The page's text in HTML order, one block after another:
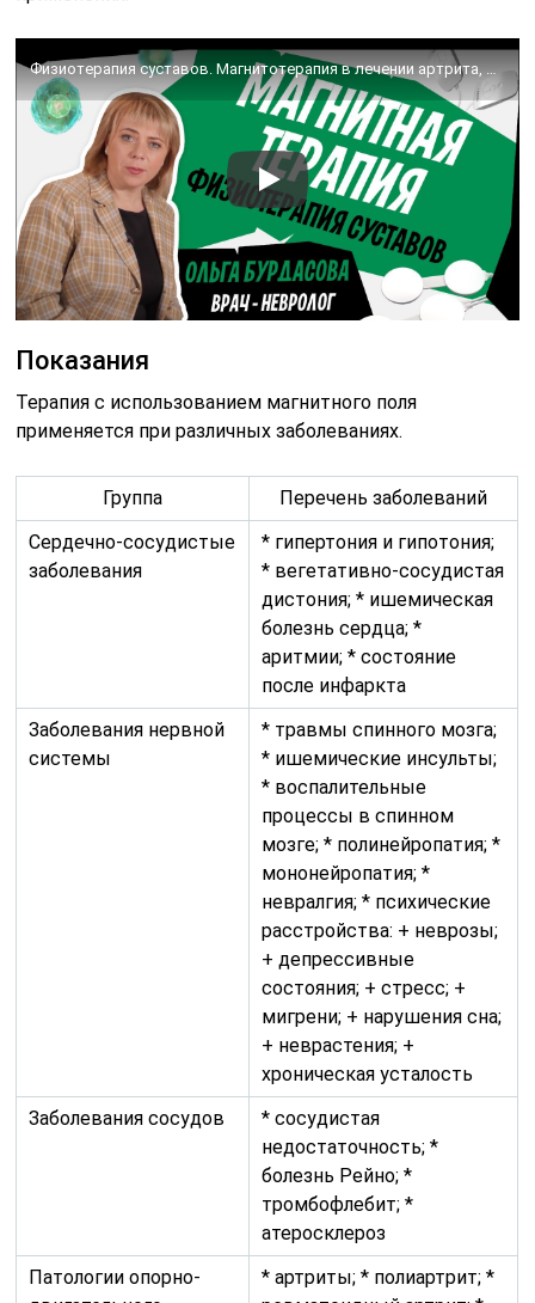
Физиотерапия суставов. Магнитотерапия в лечении артрита, артроза и остеохондроза. Медицина и магниты
Показания
Терапия с использованием магнитного поля
применяется при различных заболеваниях.
Группа
Перечень заболеваний
Сердечно-сосудистые
заболевания
* гипертония и гипотония;
* вегетативно-сосудистая
дистония; * ишемическая
болезнь сердца; *
аритмии; * состояние
после инфаркта
Заболевания нервной
системы
* травмы спинного мозга;
* ишемические инсульты;
* воспалительные
процессы в спинном
мозге; * полинейропатия; *
мононейропатия; *
невралгия; * психические
расстройства: + неврозы;
+ депрессивные
состояния; + стресс; +
мигрени; + нарушения сна;
+ неврастения; +
хроническая усталость
Заболевания сосудов
* сосудистая
недостаточность; *
болезнь Рейно; *
тромбофлебит; *
атеросклероз
Патологии опорно-
* артриты; * полиартрит; *